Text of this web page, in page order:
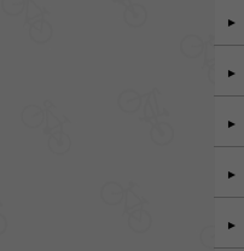
►
►
►
►
►